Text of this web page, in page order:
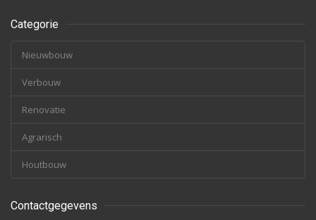
Categorie
Nieuwbouw
Verbouw
Renovatie
Agrarisch
Houtbouw
Contactgegevens